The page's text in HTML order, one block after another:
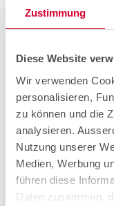
Zustimmung
Diese Website
Wir verwenden
personalisieren,
zu können und die
analysieren.
Nutzung unserer
Medien, Werbung
führen diese
Daten zusammen,
Gubriströhren —
installiert und in
Ist die Signalisation
für Gewerk,
Betrieb der